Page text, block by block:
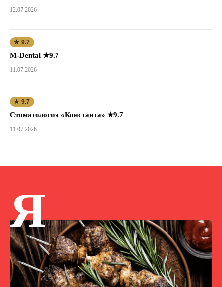
12.07.2026
★ 9.7
M-Dental ★9.7
11.07.2026
★ 9.7
Стоматология «Константа» ★9.7
11.07.2026
Я